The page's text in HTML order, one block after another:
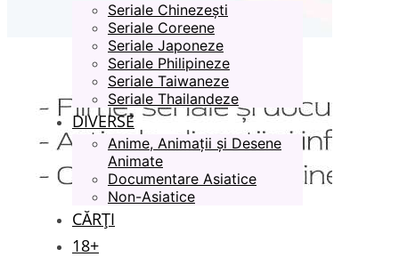
Seriale Chinezești
Seriale Coreene
Seriale Japoneze
Seriale Philipineze
Seriale Taiwaneze
Seriale Thailandeze
DIVERSE
Anime, Animații și Desene
Animate
Documentare Asiatice
Non-Asiatice
CĂRȚI
18+